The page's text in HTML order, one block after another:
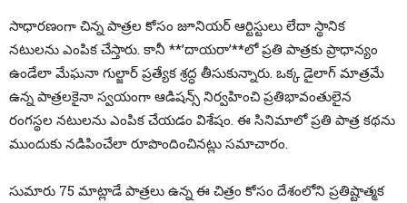
సాధారణంగా చిన్న పాత్రల కోసం జూనియర్ ఆర్టిస్టులు లేదా స్థానిక
నటులను ఎంపిక చేస్తారు. కానీ **’దాయరా’**లో ప్రతి పాత్రకు ప్రాధాన్యం
ఉండేలా మేఘనా గుల్జార్ ప్రత్యేక శ్రద్ధ తీసుకున్నారు. ఒక్క డైలాగ్ మాత్రమే
ఉన్న పాత్రలకైనా స్వయంగా ఆడిషన్స్ నిర్వహించి ప్రతిభావంతులైన
రంగస్థల నటులను ఎంపిక చేయడం విశేషం. ఈ సినిమాలో ప్రతి పాత్ర కథను
ముందుకు నడిపించేలా రూపొందించినట్లు సమాచారం.
సుమారు 75 మాట్లాడే పాత్రలు ఉన్న ఈ చిత్రం కోసం దేశంలోని ప్రతిష్టాత్మక